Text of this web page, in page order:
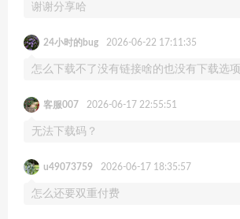
谢谢分享哈
24小时的bug 2026-06-22 17:11:35
怎么下载不了没有链接啥的也没有下载选项
客服007 2026-06-17 22:55:51
无法下载码？
u49073759 2026-06-17 18:35:57
怎么还要双重付费